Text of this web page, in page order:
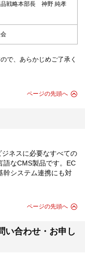
戦略本部長 神野 純孝
で、あらかじめご了承く
ページの先頭へ
ジネスに必要なすべての
語なCMS製品です。EC
幹システム連携にも対
ページの先頭へ
い合わせ・お申し